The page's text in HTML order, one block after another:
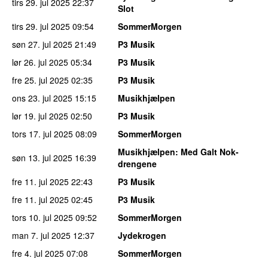
tirs 29. jul 2025 22:37
Slot
tirs 29. jul 2025 09:54
SommerMorgen
søn 27. jul 2025 21:49
P3 Musik
lør 26. jul 2025 05:34
P3 Musik
fre 25. jul 2025 02:35
P3 Musik
ons 23. jul 2025 15:15
Musikhjælpen
lør 19. jul 2025 02:50
P3 Musik
tors 17. jul 2025 08:09
SommerMorgen
søn 13. jul 2025 16:39 Musikhjælpen: Med Galt Nok-
drengene
fre 11. jul 2025 22:43
P3 Musik
fre 11. jul 2025 02:45
P3 Musik
tors 10. jul 2025 09:52
SommerMorgen
man 7. jul 2025 12:37
Jydekrogen
fre 4. jul 2025 07:08
SommerMorgen